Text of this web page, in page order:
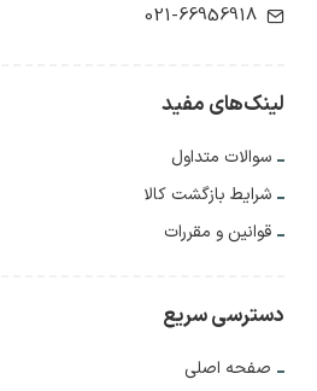
021-66956918
لینک‌های مفید
سوالات متداول
شرایط بازگشت کالا
قوانین و مقررات
دسترسی سریع
صفحه اصلی